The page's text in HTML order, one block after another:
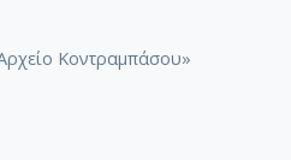
Κοντραμπάσου»